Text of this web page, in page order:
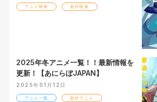
アニメ映画 新作映画
2025年冬アニメ一覧！！最新情報を
更新！【あにらぼJAPAN】
2025年01月12日
アニメ一覧 新作アニメ